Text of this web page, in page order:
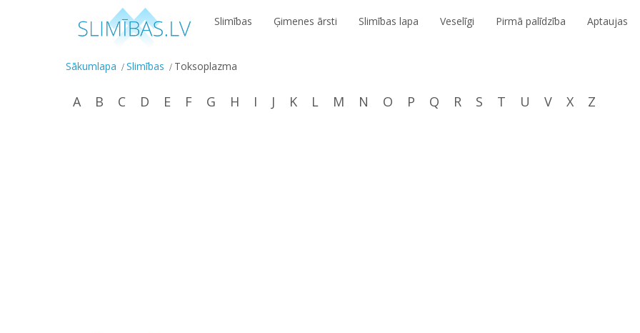
Slimības Ģimenes ārsti Slimības lapa Veselīgi Pirmā palīdzība Aptaujas
Sākumlapa Slimības Toksoplazma
A B C D E F G H I J K L M N O P Q R S T U V X Z